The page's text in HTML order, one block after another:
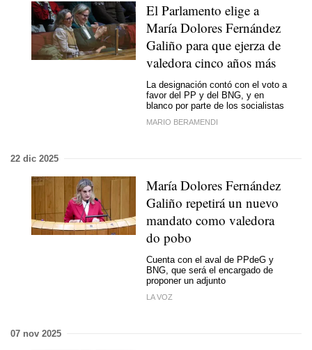
El Parlamento elige a
María Dolores Fernández
Galiño para que ejerza de
valedora cinco años más
La designación contó con el voto a
favor del PP y del BNG, y en
blanco por parte de los socialistas
MARIO BERAMENDI
22 dic 2025
María Dolores Fernández
Galiño repetirá un nuevo
mandato como valedora
do pobo
Cuenta con el aval de PPdeG y
BNG, que será el encargado de
proponer un adjunto
LA VOZ
07 nov 2025